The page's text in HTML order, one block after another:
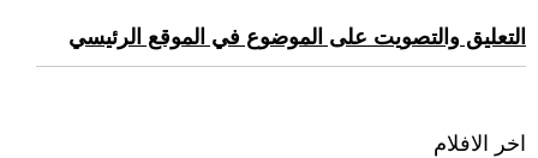
التعليق والتصويت على الموضوع في الموقع الرئيسي
اخر الافلام